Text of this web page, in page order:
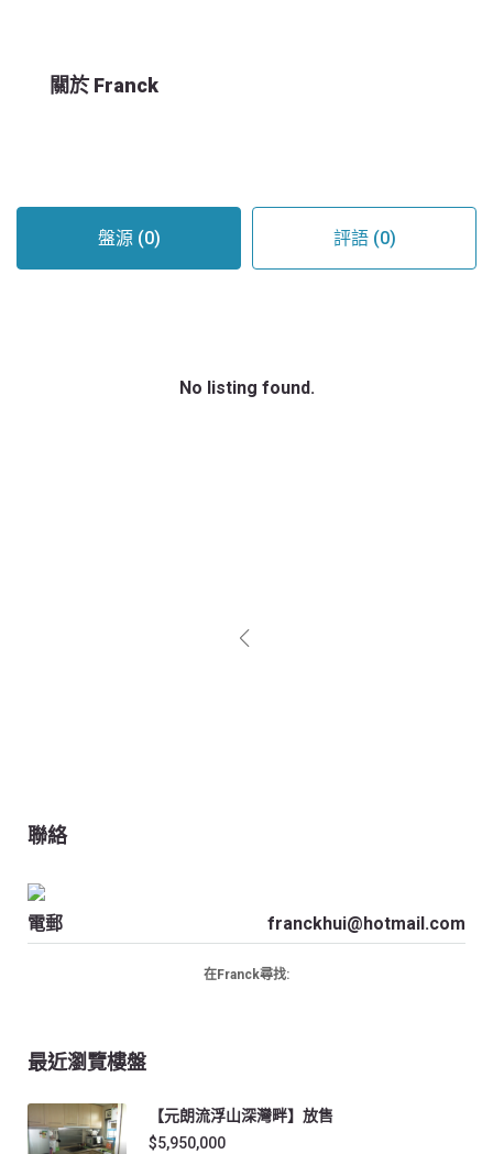
關於 Franck
盤源 (0) 評語 (0)
No listing found.
聯絡
電郵 franckhui@hotmail.com
在Franck尋找:
最近瀏覽樓盤
【元朗流浮山深灣畔】放售
$5,950,000